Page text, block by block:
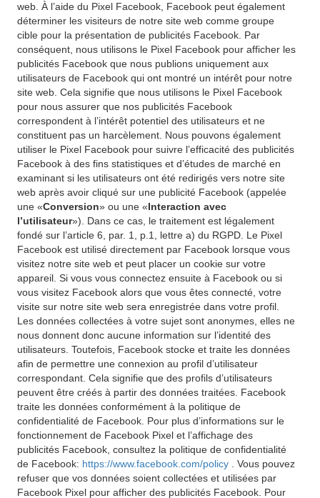
web. À l’aide du Pixel Facebook, Facebook peut également
déterminer les visiteurs de notre site web comme groupe
cible pour la présentation de publicités Facebook. Par
conséquent, nous utilisons le Pixel Facebook pour afficher les
publicités Facebook que nous publions uniquement aux
utilisateurs de Facebook qui ont montré un intérêt pour notre
site web. Cela signifie que nous utilisons le Pixel Facebook
pour nous assurer que nos publicités Facebook
correspondent à l’intérêt potentiel des utilisateurs et ne
constituent pas un harcèlement. Nous pouvons également
utiliser le Pixel Facebook pour suivre l’efficacité des publicités
Facebook à des fins statistiques et d’études de marché en
examinant si les utilisateurs ont été redirigés vers notre site
web après avoir cliqué sur une publicité Facebook (appelée
une «Conversion» ou une «Interaction avec
l’utilisateur»). Dans ce cas, le traitement est légalement
fondé sur l’article 6, par. 1, p.1, lettre a) du RGPD. Le Pixel
Facebook est utilisé directement par Facebook lorsque vous
visitez notre site web et peut placer un cookie sur votre
appareil. Si vous vous connectez ensuite à Facebook ou si
vous visitez Facebook alors que vous êtes connecté, votre
visite sur notre site web sera enregistrée dans votre profil.
Les données collectées à votre sujet sont anonymes, elles ne
nous donnent donc aucune information sur l’identité des
utilisateurs. Toutefois, Facebook stocke et traite les données
afin de permettre une connexion au profil d’utilisateur
correspondant. Cela signifie que des profils d’utilisateurs
peuvent être créés à partir des données traitées. Facebook
traite les données conformément à la politique de
confidentialité de Facebook. Pour plus d’informations sur le
fonctionnement de Facebook Pixel et l’affichage des
publicités Facebook, consultez la politique de confidentialité
de Facebook: https://www.facebook.com/policy
. Vous pouvez
refuser que vos données soient collectées et utilisées par
Facebook Pixel pour afficher des publicités Facebook. Pour